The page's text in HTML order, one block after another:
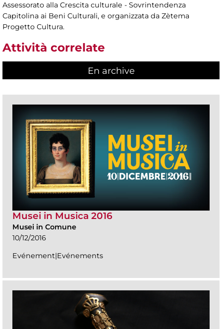
Assessorato alla Crescita culturale - Sovrintendenza
Capitolina ai Beni Culturali, e organizzata da Zètema
Progetto Cultura.
Attività correlate
En archive
Musei in Musica 2016
Musei in Comune
10/12/2016
Evénement|Evénements